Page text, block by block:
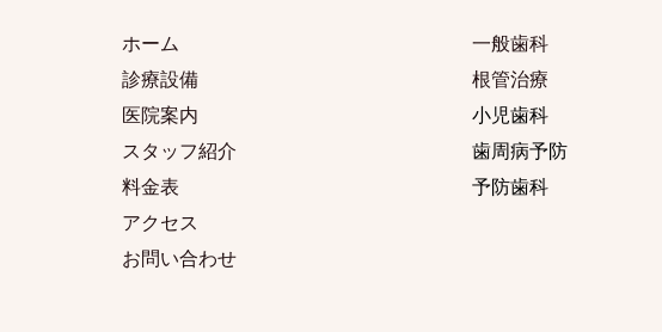
ホーム
診療設備
医院案内
スタッフ紹介
料金表
アクセス
お問い合わせ
一般歯科
根管治療
小児歯科
歯周病予防
予防歯科